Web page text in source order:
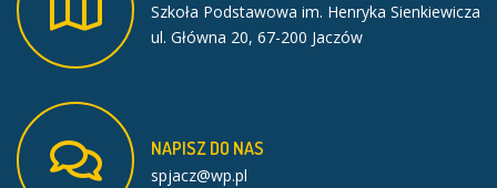
Szkoła Podstawowa im. Henryka Sienkiewicza
ul. Główna 20, 67-200 Jaczów
NAPISZDO NAS
spjacz@wp.pl